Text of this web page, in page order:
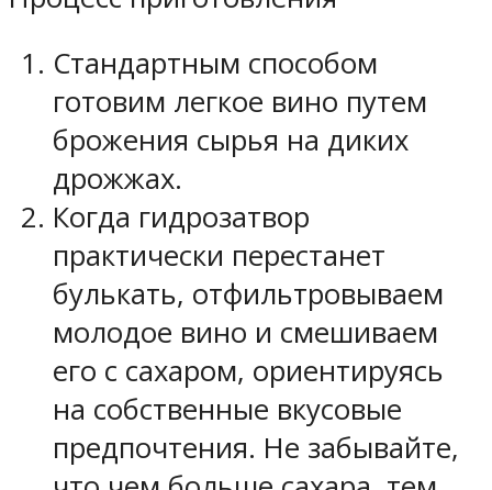
Стандартным способом
готовим легкое вино путем
брожения сырья на диких
дрожжах.
Когда гидрозатвор
практически перестанет
булькать, отфильтровываем
молодое вино и смешиваем
его с сахаром, ориентируясь
на собственные вкусовые
предпочтения. Не забывайте,